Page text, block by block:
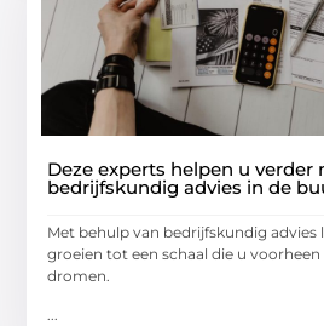
Deze experts helpen u
bedrijfskundig advies in de
Met behulp van bedrijfskundig
groeien tot een schaal die u
dromen.
...